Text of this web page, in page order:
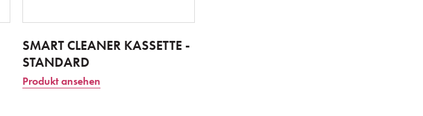
SMART CLEANER KASSETTE -
STANDARD
Produkt ansehen